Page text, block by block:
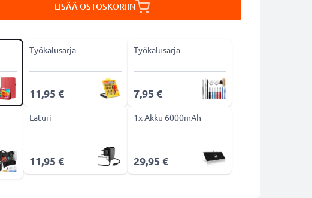
LISÄÄ OSTOSKORIIN
Työkalusarja
11,95 €
Työkalusarja
7,95 €
Laturi
11,95 €
1x Akku 6000mAh
29,95 €